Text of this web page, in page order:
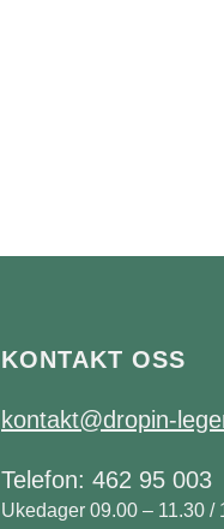
KONTAKT OSS
kontakt@dropin-
Telefon: 462 95 003
Ukedager 09.00 – 11.30 /